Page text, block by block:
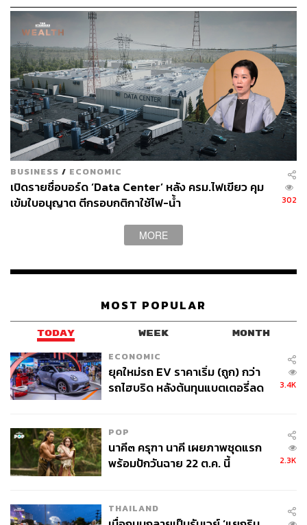
ดร.ยรรยงยังแนะว่า รัฐบาลควรเลิกใช้วิธีกำหนดเพดานแบบ
เดิมๆ โดยควรเปลี่ยนวิธีอุดหนุนเป็น ‘การกำหนดวงเงินชดเชย
ต่อลิตร’ แทน พร้อมอธิบายต่อว่าแทนที่รัฐบาลจะตรึงราคา
ขายหน้าปั๊มให้อยู่ที่ตัวเลขใดตัวเลขหนึ่งตลอดเวลา ควร
เปลี่ยนมากำหนดว่ากองทุนน้ำมันเชื้อเพลิงจะชดเชยให้ลิตร
ละเท่าไรในจำนวนที่กองทุนฯ ยังสามารถบริหารจัดการและ
รับภาระไหว
พร้อมกล่าวอีกว่า ฐานะทางการเงินของกองทุนน้ำมันที่ติดลบ
อย่างหนักอาจเป็นตัวบีบบังคับให้รัฐบาลต้องตัดสินใจปรับขึ้น
ราคาอีกในอนาคต อย่างไรก็ตาม การปรับขึ้นราคาควรปรับ
แบบ ‘ค่อยเป็นค่อยไป’ เพื่อป้องกันการเกิดภาวะช็อกและผลก
ระทบทางจิตวิทยาต่อการบริโภคอย่างรุนแรง
“ประมาณการการเติบโตของ GDP ที่ระดับ 1.4% ถือว่าค่อน
กล่าวก็ยังมีความเสี่ยงด้านต่ำ (downside risk) ไม่ว่าจะเป็น
ฐาน รวมไปถึงปัญหาการจัดการราคาน้ำมันในประเทศ กล่าว
คือ การลอยตัวแบบกระชากที่เร็ว แรง และบ่อยๆ จะกระทบ
เศรษฐกิจมากกว่าการค่อยๆ ปรับขึ้น” ดร.ยรรยงกล่าว
ทั้งนี้ ล่าสุด SCB EIC ‘ปรับลด’ ประมาณการเศรษฐกิจไทยปี
2569 เหลือ 1.4% ในกรณีฐาน (Base case) ซึ่งลดลงจากเดิม
สงคราม
BUSINESS / ECONOMIC
เปิดรายชื่อบอร์ด ‘Data Center’ หลัง ครม.ไฟเขียว คุม
เข้มใบอนุญาต ตีกรอบกติกาใช้ไฟ-น้ำ
302
MORE
MOST POPULAR
TODAY WEEK MONTH
ECONOMIC
ยุคใหม่รถ EV ราคาเริ่ม (ถูก) กว่า
รถไฮบริด หลังต้นทุนแบตเตอรี่ลด
3.4K
POP
นาคี๓ ครุฑา นาคี เผยภาพชุดแรก
พร้อมปักวันฉาย 22 ต.ค. นี้
2.3K
THAILAND